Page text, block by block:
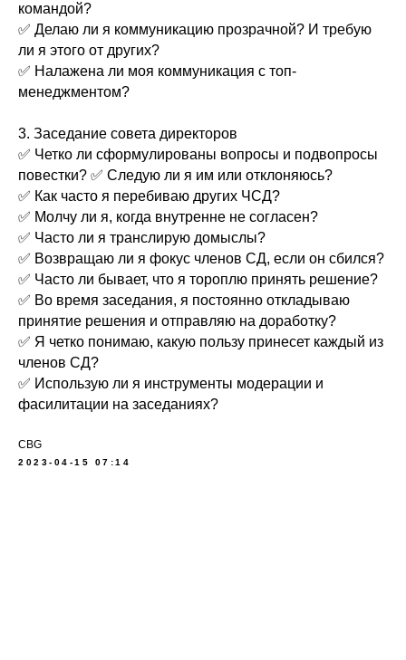
командой?
✅ Делаю ли я коммуникацию прозрачной? И требую
ли я этого от других?
✅ Налажена ли моя коммуникация с топ-
менеджментом?
3. Заседание совета директоров
✅ Четко ли сформулированы вопросы и подвопросы
повестки? ✅ Следую ли я им или отклоняюсь?
✅ Как часто я перебиваю других ЧСД?
✅ Молчу ли я, когда внутренне не согласен?
✅ Часто ли я транслирую домыслы?
✅ Возвращаю ли я фокус членов СД, если он сбился?
✅ Часто ли бывает, что я тороплю принять решение?
✅ Во время заседания, я постоянно откладываю
принятие решения и отправляю на доработку?
✅ Я четко понимаю, какую пользу принесет каждый из
членов СД?
✅ Использую ли я инструменты модерации и
фасилитации на заседаниях?
CBG
2023-04-15 07:14